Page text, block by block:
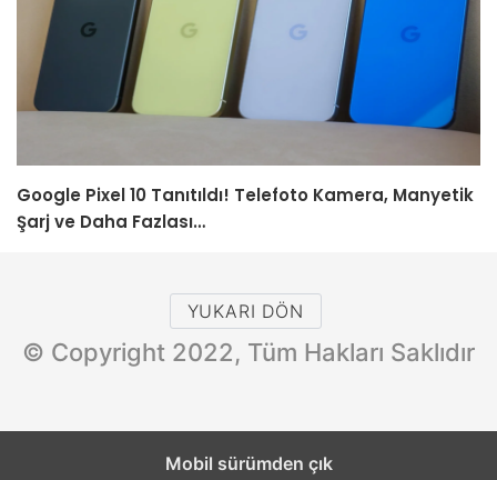
Google Pixel 10 Tanıtıldı! Telefoto Kamera, Manyetik
Şarj ve Daha Fazlası…
YUKARI DÖN
© Copyright 2022, Tüm Hakları Saklıdır
Mobil sürümden çık